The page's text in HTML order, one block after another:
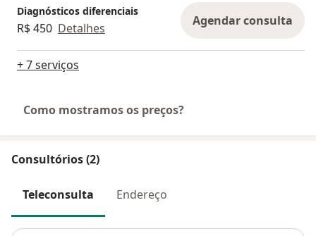
Diagnósticos diferenciais
R$ 450 Detalhes Agendar consulta
+ 7 serviços
Como mostramos os preços?
Consultórios (2)
Teleconsulta Endereço